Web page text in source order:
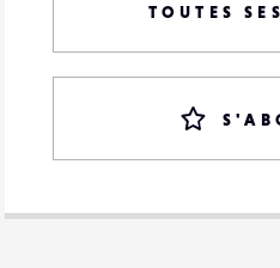
TOUTES